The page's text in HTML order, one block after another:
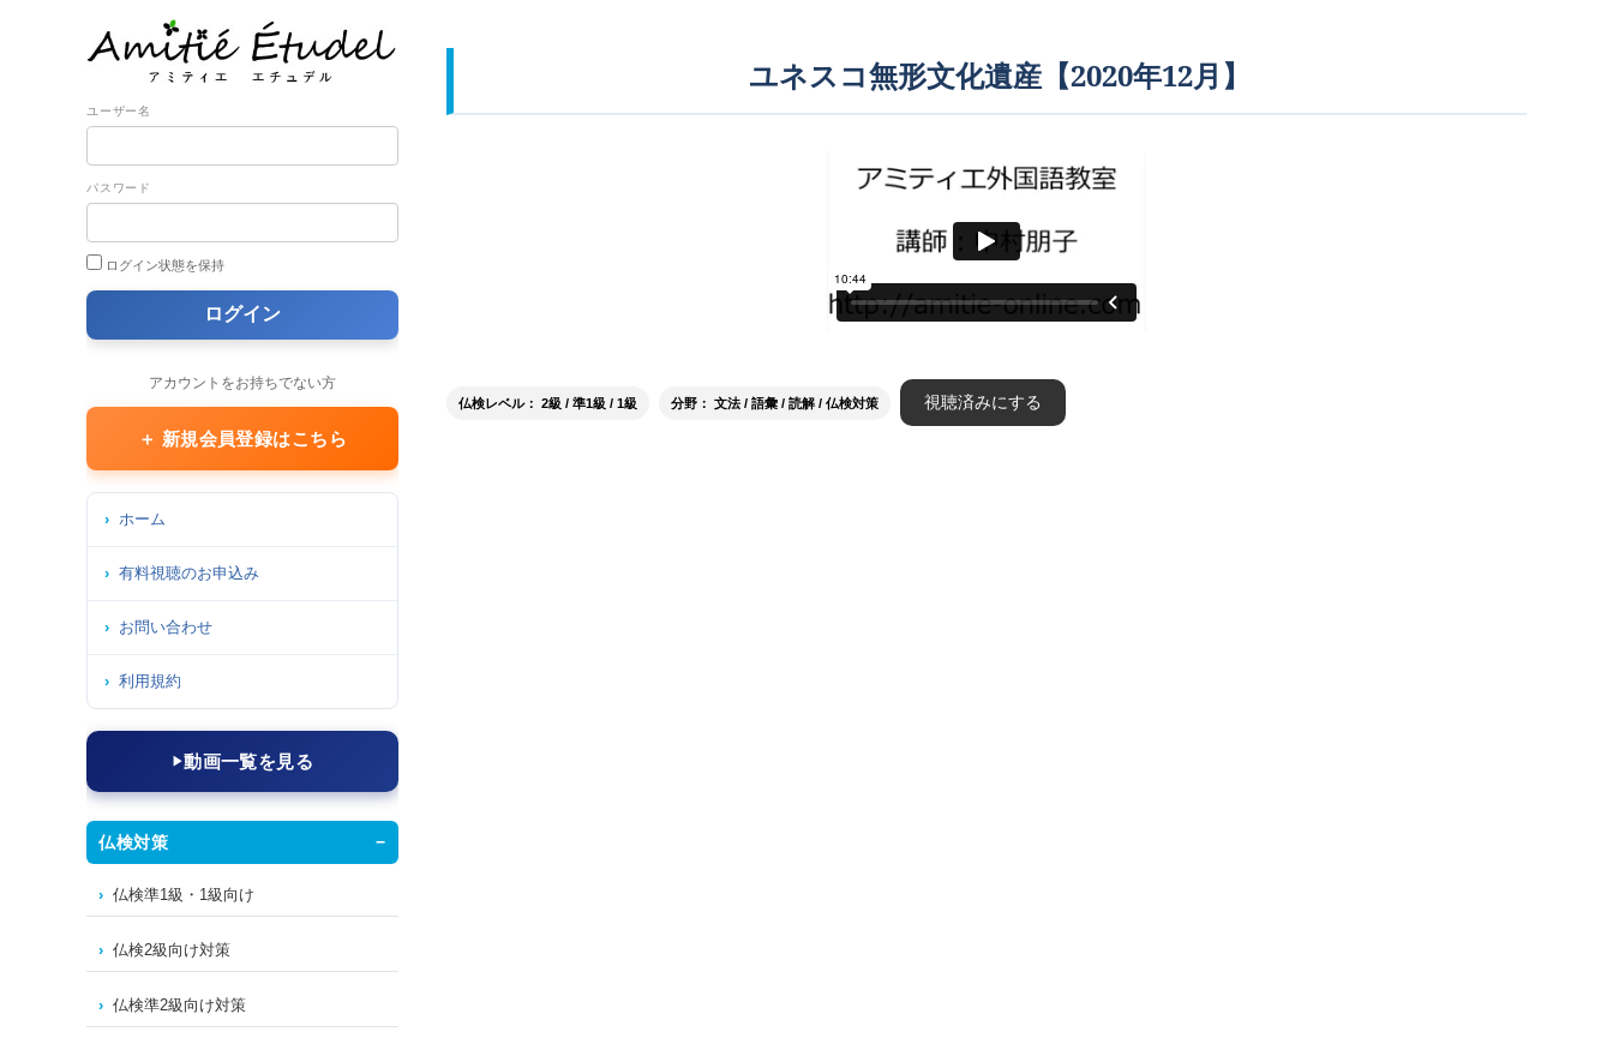
ユネスコ無形文化遺産【2020年12月】
仏検レベル： 2級 / 準1級 / 1級 分野： 文法 / 語彙 / 読解 / 仏検対策 視聴済みにする
ユーザー名
パスワード
ログイン状態を保持
アカウントをお持ちでない方
＋ 新規会員登録はこちら
ホーム
有料視聴のお申込み
お問い合わせ
利用規約
動画一覧を見る
仏検対策
仏検準1級・1級向け
仏検2級向け対策
仏検準2級向け対策